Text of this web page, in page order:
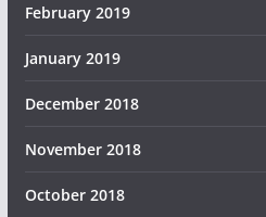
February 2019
January 2019
December 2018
November 2018
October 2018